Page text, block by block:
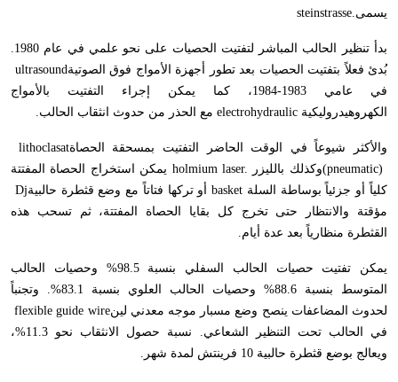
يسمىsteinstrasse.
بدأ تنظير الحالب المباشر لتفتيت الحصيات على نحو علمي في عام 1980.
بُدئ فعلاً بتفتيت الحصيات بعد تطور أجهزة الأمواج فوق الصوتيةultrasound
في عامي 1983-1984، كما يمكن إجراء التفتيت بالأمواج
الكهروهيدروليكية electrohydraulic مع الحذر من حدوث انثقاب الحالب.
والأكثر شيوعاً في الوقت الحاضر التفتيت بمسحقة الحصاةlithoclasat
(pneumatic)وكذلك بالليزر holmium laser. يمكن استخراج الحصاة المفتتة
كلياً أو جزئياً بوساطة السلة basket أو تركها فتاتاً مع وضع قثطرة حالبيةDj
مؤقتة والانتظار حتى تخرج كل بقايا الحصاة المفتتة، ثم تسحب هذه
القثطرة منظارياً بعد عدة أيام.
يمكن تفتيت حصيات الحالب السفلي بنسبة 98.5% وحصيات الحالب
المتوسط بنسبة 88.6% وحصيات الحالب العلوي بنسبة 83.1%. وتجنباً
لحدوث المضاعفات ينصح وضع مسبار موجه معدني لينflexible guide wire
في الحالب تحت التنظير الشعاعي. نسبة حصول الانثقاب نحو 11.3%،
ويعالج بوضع قثطرة حالبية 10 فرينتش لمدة شهر
.